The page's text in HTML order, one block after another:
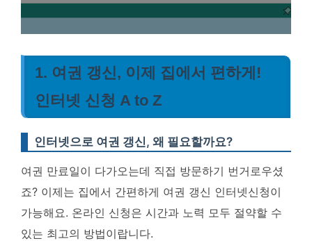
1. 여권 갱신, 이제 집에서 편하게!
인터넷 신청 A to Z
인터넷으로 여권 갱신, 왜 필요할까요?
여권 만료일이 다가오는데 직접 방문하기 번거로우셨
죠? 이제는 집에서 간편하게 여권 갱신 인터넷신청이
가능해요. 온라인 신청은 시간과 노력 모두 절약할 수
있는 최고의 방법이랍니다.